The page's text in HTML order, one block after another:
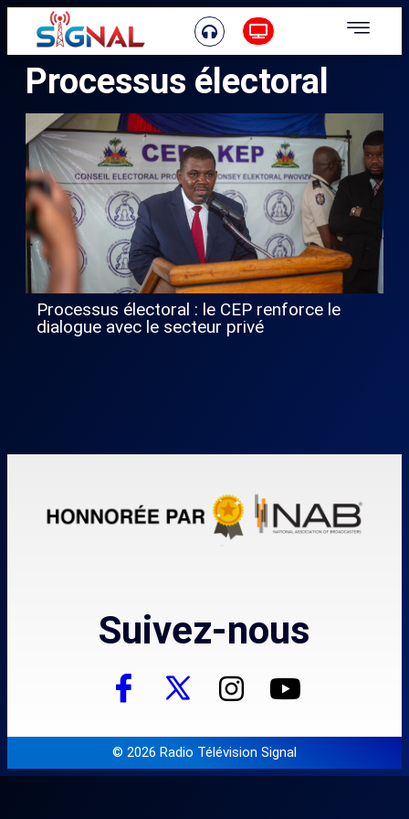
Processus électoral
Processus électoral : le CEP renforce le
dialogue avec le secteur privé
Suivez-nous
© 2026 Radio Télévision Signal